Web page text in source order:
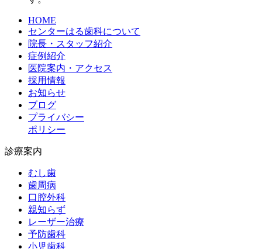
HOME
センターはる歯科について
院長・スタッフ紹介
症例紹介
医院案内・アクセス
採用情報
お知らせ
ブログ
プライバシー
ポリシー
診療案内
むし歯
歯周病
口腔外科
親知らず
レーザー治療
予防歯科
小児歯科